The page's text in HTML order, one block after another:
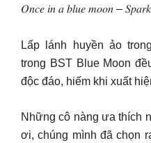
𝑂𝑛𝑐𝑒 𝑖𝑛 𝑎 𝑏𝑙𝑢𝑒 𝑚𝑜𝑜𝑛 –
Lấp lánh huyền ảo
trong BST Blue Moon
độc đáo, hiếm khi xuất
Những cô nàng ưa thích
ơi, chúng mình đã chọn